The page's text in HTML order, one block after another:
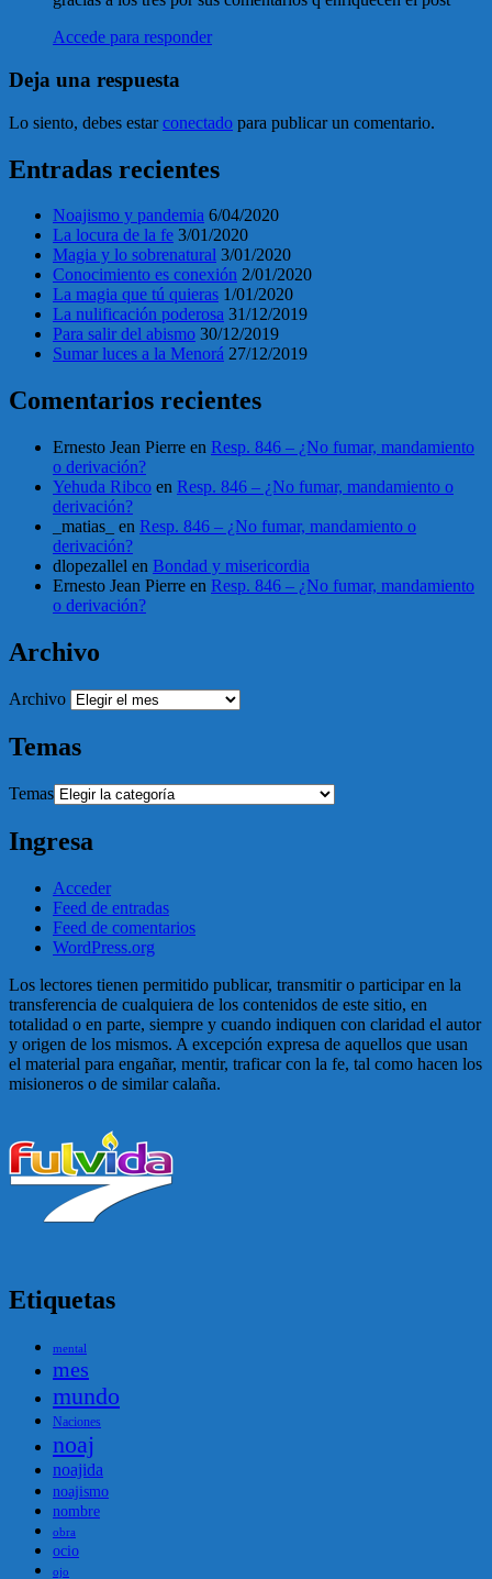
Accede para responder
Deja una respuesta
Lo siento, debes estarconectado para publicar un comentario.
Entradas recientes
Noajismo y pandemia 6/04/2020
La locura de la fe 3/01/2020
Magia y lo sobrenatural 3/01/2020
Conocimiento es conexión 2/01/2020
La magia que tú quieras 1/01/2020
La nulificación poderosa 31/12/2019
Para salir del abismo 30/12/2019
Sumar luces a la Menorá 27/12/2019
Comentarios recientes
Ernesto Jean Pierre en Resp. 846 – ¿No fumar, mandamiento
o derivación?
Yehuda Ribco en Resp. 846 – ¿No fumar, mandamiento o
derivación?
_matias_
en Resp. 846 – ¿No fumar, mandamiento o
derivación?
dlopezallel en Bondad y misericordia
Ernesto Jean Pierre en Resp. 846 – ¿No fumar, mandamiento
o derivación?
Archivo
Archivo
Temas
Temas
Ingresa
Acceder
Feed de entradas
Feed de comentarios
WordPress.org
Los lectores tienen permitido publicar, transmitir o participar en la
transferencia de cualquiera de los contenidos de este sitio, en
totalidad o en parte, siempre y cuando indiquen con claridad el autor
y origen de los mismos. A excepción expresa de aquellos que usan
el material para engañar, mentir, traficar con la fe, tal como hacen los
misioneros o de similar calaña.
Etiquetas
mental
mes
mundo
Naciones
noaj
noajida
noajismo
nombre
obra
ocio
ojo